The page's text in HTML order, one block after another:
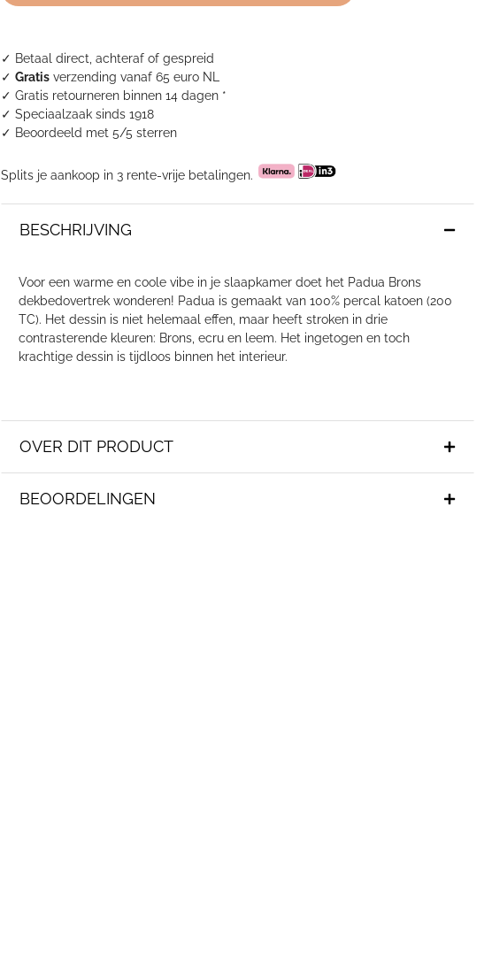
✓ Betaal direct, achteraf of gespreid
✓Gratis verzending vanaf 65 euro NL
✓ Gratis retourneren binnen 14 dagen *
✓ Speciaalzaak sinds 1918
✓ Beoordeeld met 5/5 sterren
Splits je aankoop in 3 rente-vrije betalingen.
BESCHRIJVING
Voor een warme en coole vibe in je slaapkamer doet het Padua Brons
dekbedovertrek wonderen! Padua is gemaakt van 100% percal katoen (200
TC). Het dessin is niet helemaal effen, maar heeft stroken in drie
contrasterende kleuren: Brons, ecru en leem. Het ingetogen en toch
krachtige dessin is tijdloos binnen het interieur.
OVER DIT PRODUCT
BEOORDELINGEN
Padua